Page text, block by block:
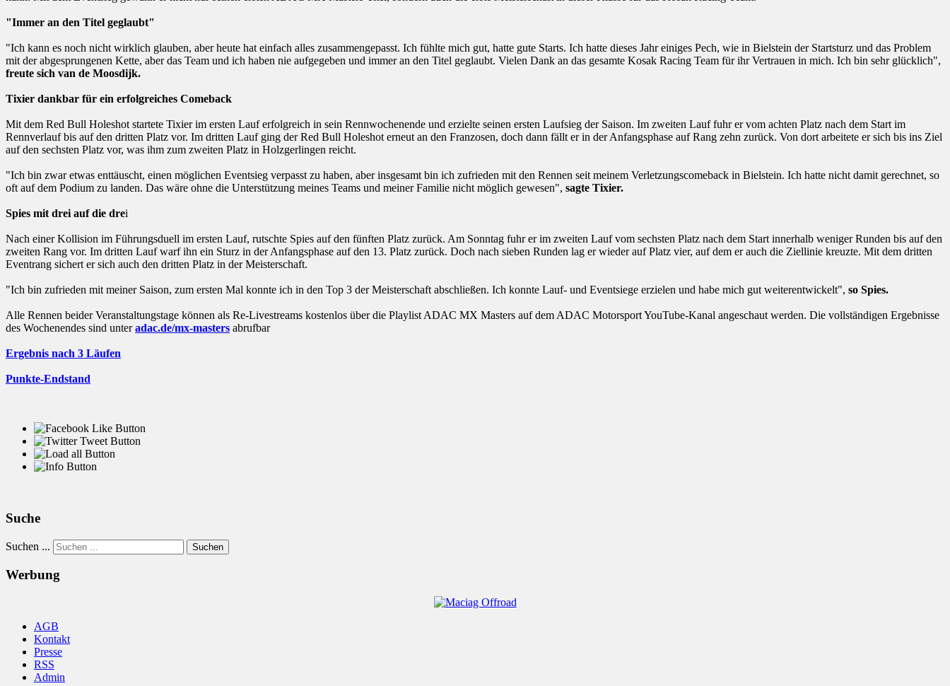
"Immer an den Titel geglaubt"
"Ich kann es noch nicht wirklich glauben, aber heute hat einfach alles zusammengepasst. Ich fühlte mich gut, hatte gute Starts. Ich hatte dieses Jahr einiges Pech, wie in Bielstein der Startsturz und das Problem
mit der abgesprungenen Kette, aber das Team und ich haben nie aufgegeben und immer an den Titel geglaubt. Vielen Dank an das gesamte Kosak Racing Team für ihr Vertrauen in mich. Ich bin sehr glücklich",
freute sich van de Moosdijk.
Tixier dankbar für ein erfolgreiches Comeback
Mit dem Red Bull Holeshot startete Tixier im ersten Lauf erfolgreich in sein Rennwochenende und erzielte seinen ersten Laufsieg der Saison. Im zweiten Lauf fuhr er vom achten Platz nach dem Start im
Rennverlauf bis auf den dritten Platz vor. Im dritten Lauf ging der Red Bull Holeshot erneut an den Franzosen, doch dann fällt er in der Anfangsphase auf Rang zehn zurück. Von dort arbeitete er sich bis ins Ziel
auf den sechsten Platz vor, was ihm zum zweiten Platz in Holzgerlingen reicht.
"Ich bin zwar etwas enttäuscht, einen möglichen Eventsieg verpasst zu haben, aber insgesamt bin ich zufrieden mit den Rennen seit meinem Verletzungscomeback in Bielstein. Ich hatte nicht damit gerechnet, so
oft auf dem Podium zu landen. Das wäre ohne die Unterstützung meines Teams und meiner Familie nicht möglich gewesen", sagte Tixier.
Spies mit drei auf die drei
Nach einer Kollision im Führungsduell im ersten Lauf, rutschte Spies auf den fünften Platz zurück. Am Sonntag fuhr er im zweiten Lauf vom sechsten Platz nach dem Start innerhalb weniger Runden bis auf den
zweiten Rang vor. Im dritten Lauf warf ihn ein Sturz in der Anfangsphase auf den 13. Platz zurück. Doch nach sieben Runden lag er wieder auf Platz vier, auf dem er auch die Ziellinie kreuzte. Mit dem dritten
Eventrang sichert er sich auch den dritten Platz in der Meisterschaft.
"Ich bin zufrieden mit meiner Saison, zum ersten Mal konnte ich in den Top 3 der Meisterschaft abschließen. Ich konnte Lauf- und Eventsiege erzielen und habe mich gut weiterentwickelt", so Spies.
Alle Rennen beider Veranstaltungstage können als Re-Livestreams kostenlos über die Playlist ADAC MX Masters auf dem ADAC Motorsport YouTube-Kanal angeschaut werden. Die vollständigen Ergebnisse
des Wochenendes sind unteradac.de/mx-masters abrufbar
Ergebnis nach 3 Läufen
Punkte-Endstand
Suche
Suchen ... Suchen
Werbung
AGB
Kontakt
Presse
RSS
Admin